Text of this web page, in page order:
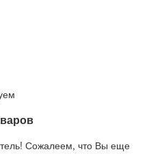
Сожалеем, что Вы еще